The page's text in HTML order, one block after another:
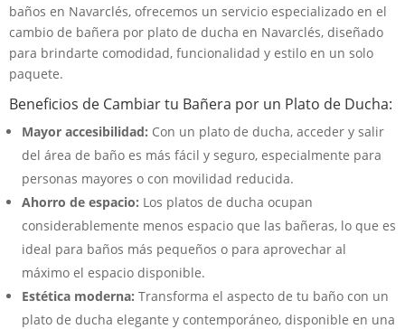
baños en Navarclés, ofrecemos un servicio especializado en el
cambio de bañera por plato de ducha en Navarclés, diseñado
para brindarte comodidad, funcionalidad y estilo en un solo
paquete.
Beneficios de Cambiar tu Bañera por un Plato de Ducha:
Mayor accesibilidad: Con un plato de ducha, acceder y salir
del área de baño es más fácil y seguro, especialmente para
personas mayores o con movilidad reducida.
Ahorro de espacio: Los platos de ducha ocupan
considerablemente menos espacio que las bañeras, lo que es
ideal para baños más pequeños o para aprovechar al
máximo el espacio disponible.
Estética moderna: Transforma el aspecto de tu baño con un
plato de ducha elegante y contemporáneo, disponible en una